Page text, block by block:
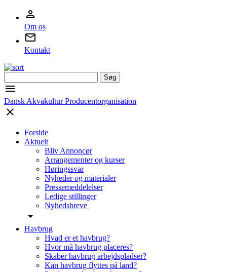
Om os
Kontakt
efter:
Dansk Akvakultur Producentorganisation
Forside
Aktuelt
Bliv Annoncør
Arrangementer og kurser
Høringssvar
Nyheder og materialer
Pressemeddelelser
Ledige stillinger
Nyhedsbreve
Havbrug
Hvad er et havbrug?
Hvor må havbrug placeres?
Skaber havbrug arbejdspladser?
Kan havbrug flyttes på land?